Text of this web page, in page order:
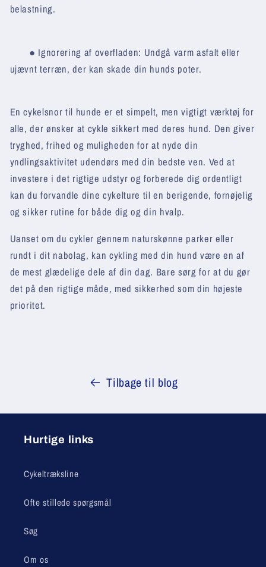
belastning.
● Ignorering af overfladen: Undgå varm asfalt eller
ujævnt terræn, der kan skade din hunds poter.
En cykelsnor til hunde er et simpelt, men vigtigt værktøj for
alle, der ønsker at cykle sikkert med deres hund. Den giver
tryghed, frihed og muligheden for at nyde din
yndlingsaktivitet udendørs med din bedste ven. Ved at
investere i det rigtige udstyr og forberede dig ordentligt
kan du forvandle dine cykelture til en berigende, fornøjelig
og sikker rutine for både dig og din hvalp.
Uanset om du cykler gennem naturskønne parker eller
rundt i dit nabolag, kan cykling med din hund være en af
de mest glædelige dele af din dag. Bare sørg for at du gør
det på den rigtige måde, med sikkerhed som din højeste
prioritet.
Tilbage til blog
Hurtige links
Cykeltræksline
Ofte stillede spørgsmål
Søg
Om os